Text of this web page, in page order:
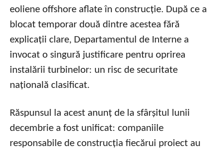
eoliene offshore aflate în construcție. După ce a
blocat temporar două dintre acestea fără
explicații clare, Departamentul de Interne a
invocat o singură justificare pentru oprirea
instalării turbinelor: un risc de securitate
națională clasificat.
Răspunsul la acest anunț de la sfârșitul lunii
decembrie a fost unificat: companiile
responsabile de construcția fiecărui proiect au